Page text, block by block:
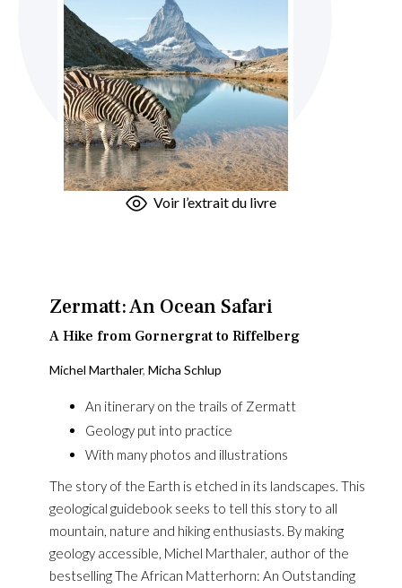
Zermatt: An Ocean Safari
A Hike from Gornergrat to Riffelberg
Michel Marthaler, Micha Schlup
An itinerary on the trails of Zermatt
Geology put into practice
With many photos and illustrations
The story of the Earth is etched in its landscapes. This
geological guidebook seeks to tell this story to all
mountain, nature and hiking enthusiasts. By making
geology accessible, Michel Marthaler, author of the
bestselling The African Matterhorn: An Outstanding
the
images
gallery
Voir l’extrait du livre